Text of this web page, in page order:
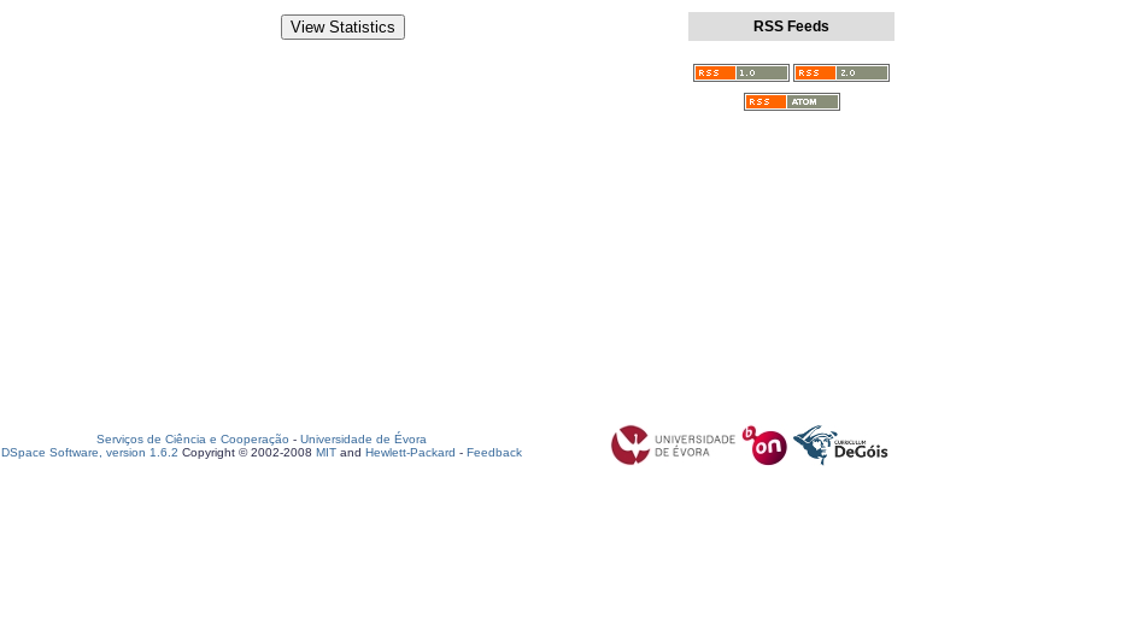
RSS Feeds
Serviços de Ciência e Cooperação - Universidade de Évora
DSpace Software, version 1.6.2 Copyright © 2002-2008 MIT and Hewlett-Packard - Feedback